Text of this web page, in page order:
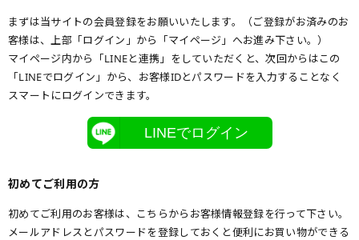
まずは当サイトの会員登録をお願いいたします。（ご登録がお済みのお
客様は、上部「ログイン」から「マイページ」へお進み下さい。）
マイページ内から「LINEと連携」をしていただくと、次回からはこの
「LINEでログイン」から、お客様IDとパスワードを入力することなく
スマートにログインできます。
LINEでログイン
初めてご利用の方
初めてご利用のお客様は、こちらからお客様情報登録を行って下さい。
メールアドレスとパスワードを登録しておくと便利にお買い物ができる